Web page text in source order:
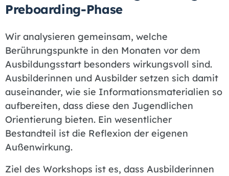
Preboarding-Phase
Wir analysieren gemeinsam, welche
Berührungspunkte in den Monaten vor dem
Ausbildungsstart besonders wirkungsvoll sind.
Ausbilderinnen und Ausbilder setzen sich damit
auseinander, wie sie Informationsmaterialien so
aufbereiten, dass diese den Jugendlichen
Orientierung bieten. Ein wesentlicher
Bestandteil ist die Reflexion der eigenen
Außenwirkung.
Ziel des Workshops ist es, dass Ausbilderinnen